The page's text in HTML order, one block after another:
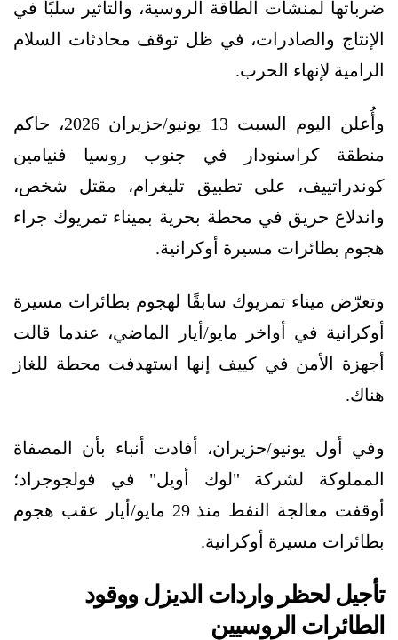
ضرباتها لمنشآت الطاقة الروسية، والتأثير سلبًا في
الإنتاج والصادرات، في ⁠ظل توقف محادثات السلام
الرامية ​لإنهاء الحرب.
وأُعلن اليوم السبت 13 يونيو/حزيران 2026، حاكم
منطقة ​كراسنودار في جنوب روسيا فنيامين
كوندراتييف، على تطبيق ‌تليغرام، مقتل شخص،
واندلاع حريق في محطة بحرية بميناء تمريوك جراء
هجوم بطائرات ​مسيرة أوكرانية.
وتعرّض ميناء تمريوك سابقًا ​لهجوم بطائرات مسيرة
أوكرانية في أواخر مايو/أيار الماضي، عندما قالت
أجهزة الأمن في ​كييف إنها استهدفت محطة ​للغاز
هناك.
وفي أول يونيو/حزيران، ​أفادت أنباء بأن المصفاة
المملوكة لشركة "لوك أويل" في فولجوجراد؛
أوقفت ⁠معالجة ​النفط منذ 29 ​مايو/أيار عقب هجوم
بطائرات مسيرة أوكرانية.
تأجيل لحظر واردات الديزل ووقود
الطائرات الروسيين